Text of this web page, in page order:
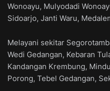
Wonoayu, Mulyodadi
Sidoarjo, Janti Waru,
Melayani sekitar
Wedi Gedangan, Kebaran
Kandangan Krembung,
Porong, Tebel Gedangan,